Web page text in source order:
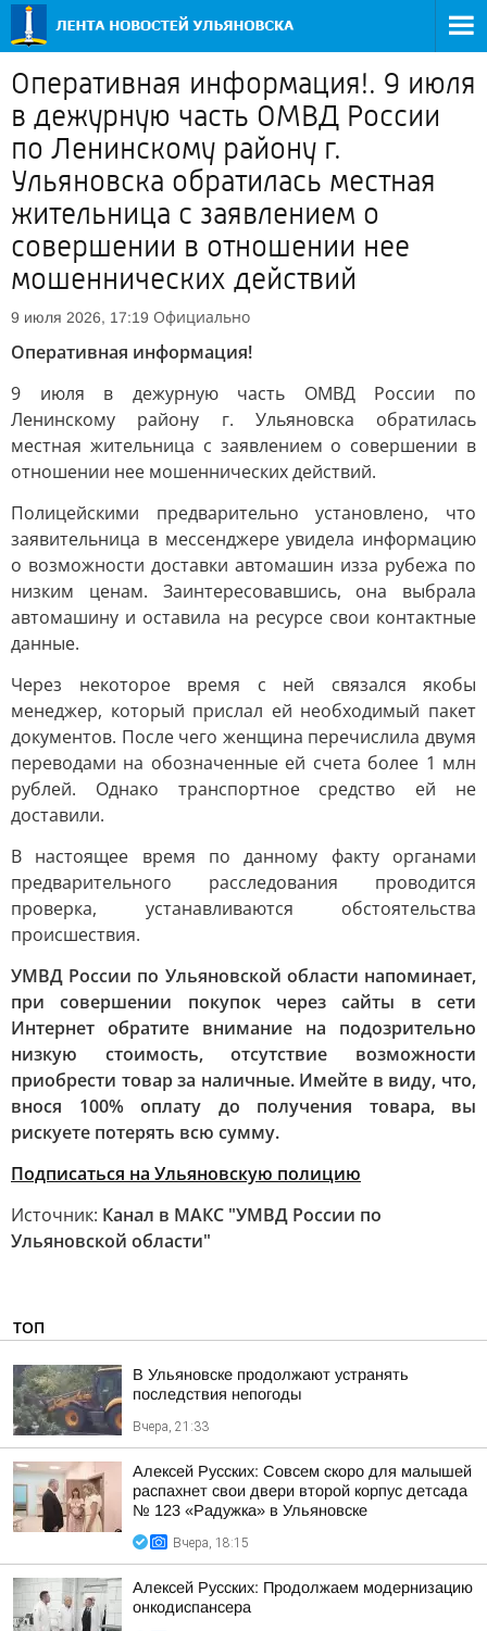
Оперативная информация!. 9 июля
в дежурную часть ОМВД России
по Ленинскому району г.
Ульяновска обратилась местная
жительница с заявлением о
совершении в отношении нее
мошеннических действий
9 июля 2026, 17:19 Официально
Оперативная информация!
9 июля в дежурную часть ОМВД России по
Ленинскому району г. Ульяновска обратилась
местная жительница с заявлением о совершении в
отношении нее мошеннических действий.
Полицейскими предварительно установлено, что
заявительница в мессенджере увидела информацию
о возможности доставки автомашин изза рубежа по
низким ценам. Заинтересовавшись, она выбрала
автомашину и оставила на ресурсе свои контактные
данные.
Через некоторое время с ней связался якобы
менеджер, который прислал ей необходимый пакет
документов. После чего женщина перечислила двумя
переводами на обозначенные ей счета более 1 млн
рублей. Однако транспортное средство ей не
доставили.
В настоящее время по данному факту органами
предварительного расследования проводится
проверка, устанавливаются обстоятельства
происшествия.
УМВД России по Ульяновской области напоминает,
при совершении покупок через сайты в сети
Интернет обратите внимание на подозрительно
низкую стоимость, отсутствие возможности
приобрести товар за наличные. Имейте в виду, что,
внося 100% оплату до получения товара, вы
рискуете потерять всю сумму.
Подписаться на Ульяновскую полицию
Источник: Канал в МАКС "УМВД России по
Ульяновской области"
ТОП
В Ульяновске продолжают устранять
последствия непогоды
Вчера, 21:33
Алексей Русских: Совсем скоро для малышей
распахнет свои двери второй корпус детсада
№ 123 «Радужка» в Ульяновске
Вчера, 18:15
Алексей Русских: Продолжаем модернизацию
онкодиспансера